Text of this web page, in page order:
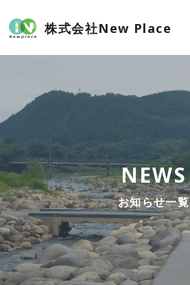
株式会社New Place
NEWS
お知らせ一覧